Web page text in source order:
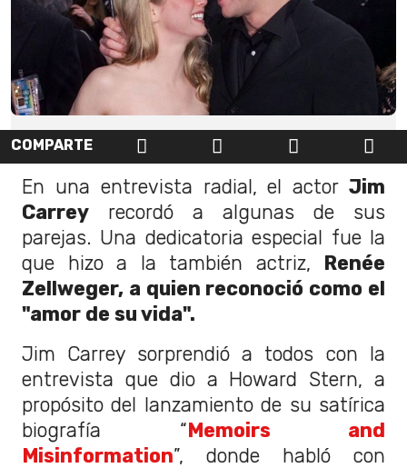
COMPARTE
En una entrevista radial, el actor Jim
Carrey recordó a algunas de sus
parejas. Una dedicatoria especial fue la
que hizo a la también actriz, Renée
Zellweger, a quien reconoció como el
"amor de su vida".
Jim Carrey sorprendió a todos con la
entrevista que dio a Howard Stern, a
propósito del lanzamiento de su satírica
biografía “Memoirs and
Misinformation”, donde habló con